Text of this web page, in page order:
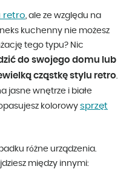
retro, ale ze względu na
kuchenny nie możesz
tego typu? Nic
do swojego domu lub
cząstkę stylu retro.
jasne wnętrze i białe
kolorowy sprzęt
różne urządzenia.
między innymi: